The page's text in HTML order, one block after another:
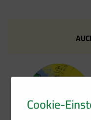
Kontakt
Cookie-